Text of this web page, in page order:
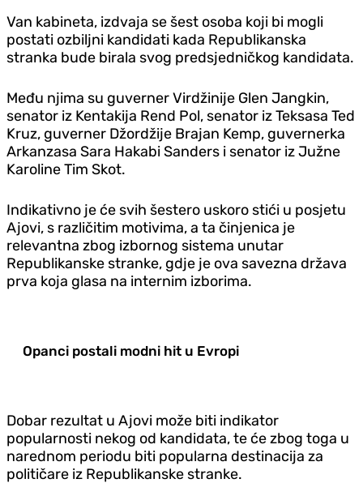
Van kabineta, izdvaja se šest osoba koji bi mogli
postati ozbiljni kandidati kada Republikanska
stranka bude birala svog predsjedničkog kandidata.
Među njima su guverner Virdžinije Glen Jangkin,
senator iz Kentakija Rend Pol, senator iz Teksasa Ted
Kruz, guverner Džordžije Brajan Kemp, guvernerka
Arkanzasa Sara Hakabi Sanders i senator iz Južne
Karoline Tim Skot.
Indikativno je će svih šestero uskoro stići u posjetu
Ajovi, s različitim motivima, a ta činjenica je
relevantna zbog izbornog sistema unutar
Republikanske stranke, gdje je ova savezna država
prva koja glasa na internim izborima.
Opanci postali modni hit u Evropi
Dobar rezultat u Ajovi može biti indikator
popularnosti nekog od kandidata, te će zbog toga u
narednom periodu biti popularna destinacija za
političare iz Republikanske stranke.